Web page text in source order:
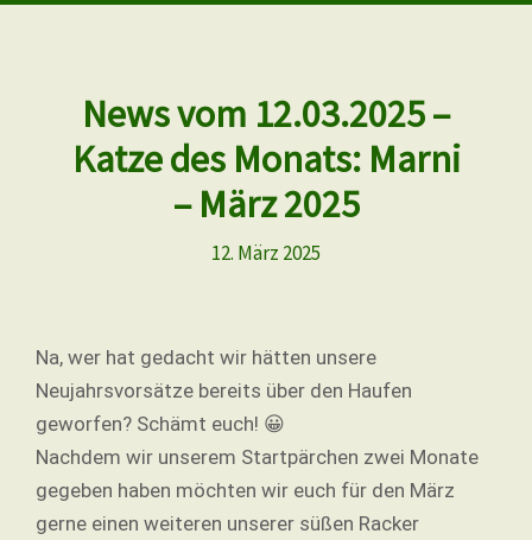
News vom 12.03.2025 –
Katze des Monats: Marni
– März 2025
12. März 2025
Na, wer hat gedacht wir hätten unsere
Neujahrsvorsätze bereits über den Haufen
geworfen? Schämt euch! 😀
Nachdem wir unserem Startpärchen zwei Monate
gegeben haben möchten wir euch für den März
gerne einen weiteren unserer süßen Racker